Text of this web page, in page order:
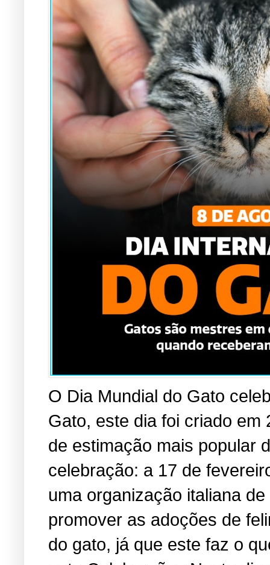
O Dia Mundial do Gato
Gato, este dia foi criado em
de estimação mais popular
celebração: a 17 de
uma organização italiana
promover as adoções de
do gato, já que este faz o